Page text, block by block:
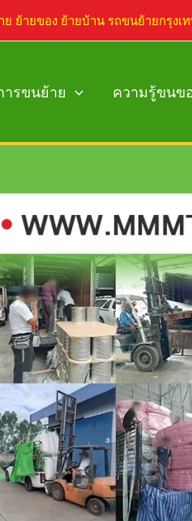
ย ย้ายของ ย้ายบ้าน รถขนย้ายกรุ
ารขนย้าย ความรู้ขนข